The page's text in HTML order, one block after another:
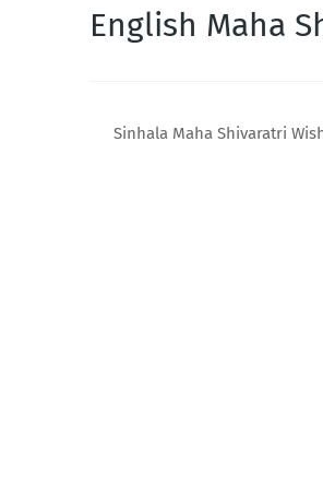
English Maha
Sinhala Maha Shivaratri